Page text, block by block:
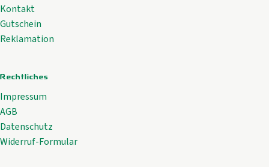
Kontakt
Gutschein
Reklamation
Rechtliches
Impressum
AGB
Datenschutz
Widerruf-Formular